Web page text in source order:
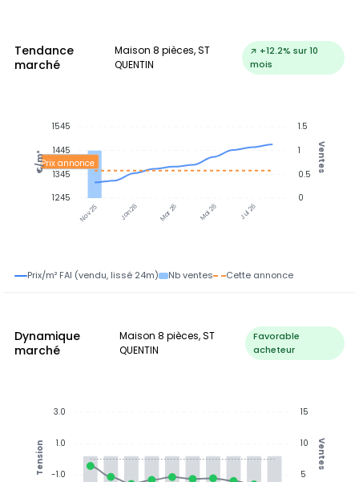
Tendance
marché
Maison 8 pièces, ST
QUENTIN
↗ +12.2% sur 10
mois
Nov 25 Jan 26 Mar 26 Mai 26 Jul 26
Prix annonce
1.5
1
0.5
0
Ventes
1545
1445
1345
1245
€/m²
Prix/m² FAI (vendu, lissé 24m) Nb ventes Cette annonce
Dynamique
marché
Maison 8 pièces, ST
QUENTIN
Favorable
acheteur
15
10
5
Ventes
3.0
1.0
-1.0
Tension